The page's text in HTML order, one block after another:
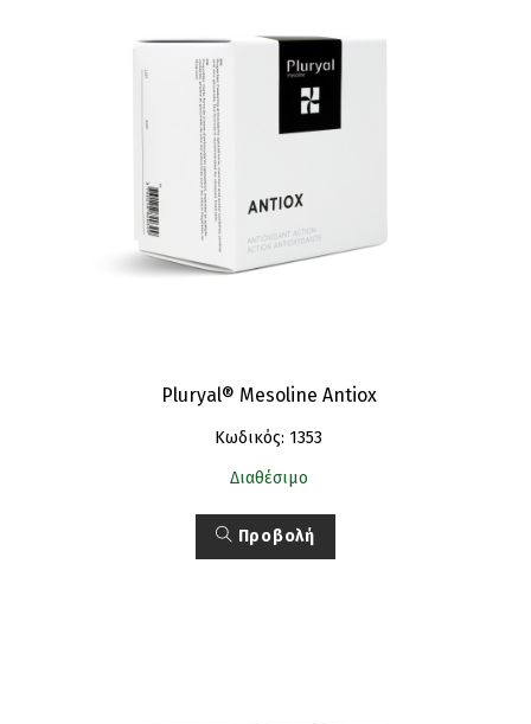
Pluryal® Mesoline Antiox
Κωδικός: 1353
Διαθέσιμο
Προβολή